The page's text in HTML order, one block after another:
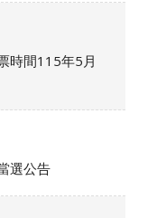
時間115年5月
選公告